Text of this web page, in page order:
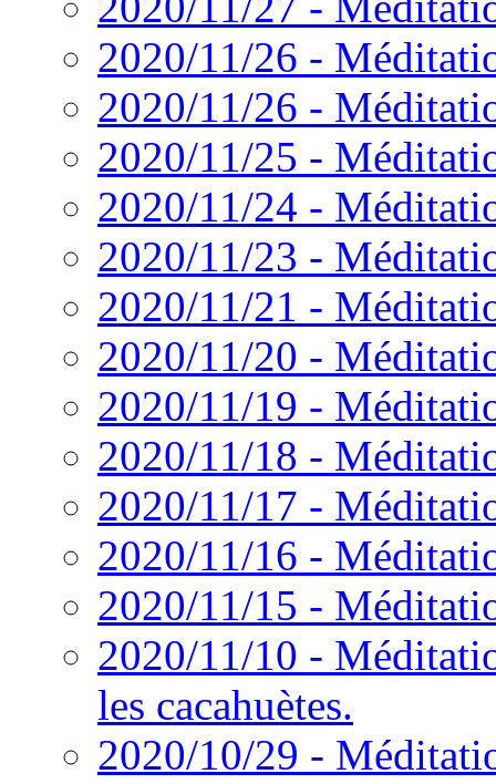
2020/11/26 -
2020/11/26 -
2020/11/25 -
2020/11/24 -
2020/11/23 -
2020/11/21 -
2020/11/20 -
2020/11/19 -
2020/11/18 -
2020/11/17 -
2020/11/16 -
2020/11/15 -
2020/11/10 -
les cacahuètes.
2020/10/29 -